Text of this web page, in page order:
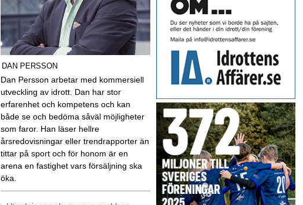
DAN PERSSON
Dan Persson arbetar med kommersiell
utveckling av idrott. Dan har stor
erfarenhet och kompetens och kan
både se och bedöma såväl möjligheter
som faror. Han läser hellre
årsredovisningar eller trendrapporter än
tittar på sport och för honom är en
arena en fastighet vars försäljning ska
öka.